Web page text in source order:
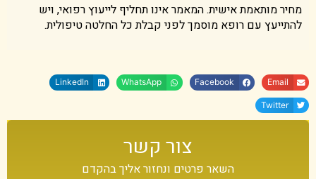
מחיר מותאמת אישית. המאמר אינו תחליף לייעוץ רפואי, ויש
להתייעץ עם רופא מוסמך לפני קבלת כל החלטה טיפולית.
Email
Facebook
WhatsApp
LinkedIn
Twitter
צור קשר
השאר פרטים ונחזור אליך בהקדם